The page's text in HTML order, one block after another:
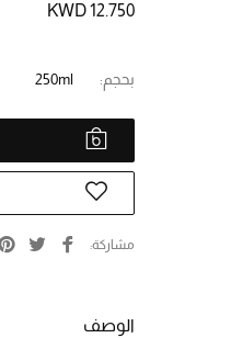
KWD 12.750
بحجم: 250ml
مشاركة
الوصف